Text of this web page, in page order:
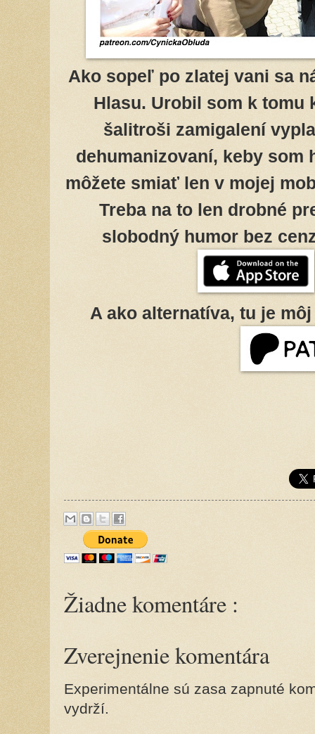
Ako sopeľ po zlatej vani sa
Hlasu. Urobil som k tomu
šalitroši zamigalení
dehumanizovaní, keby som
môžete smiať len v mojej
Treba na to len drobné
slobodný humor bez
A ako alternatíva, tu je
Žiadne komentáre :
Zverejnenie komentára
Experimentálne sú zasa zapnuté
vydrží.